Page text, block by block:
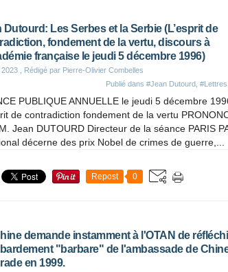
Dutourd: Les Serbes et la Serbie (L’esprit de
fondement de la vertu, discours à
française le jeudi 5 décembre 1996)
2023 , Rédigé par Pierre-Olivier Combelles
Publié dans #Jean Dutourd #Lettres
PUBLIQUE ANNUELLE le jeudi 5 décembre
de contradiction fondement de la vertu
Jean DUTOURD Directeur de la séance PARIS
décerne des prix Nobel de crimes de guerre,...
Repost 0
demande instamment à l'OTAN de
"barbare" de l'ambassade de
en 1999.